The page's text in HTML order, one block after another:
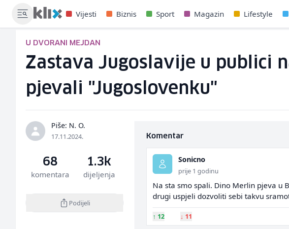
Vijesti Biznis Sport Magazin Lifestyle
U DVORANI MEJDAN
Zastava Jugoslavije u publici
pjevali "Jugoslovenku"
Piše: N. O.
17.11.2024.
68
komentara
1.3k
dijeljenja
Podijeli
Komentar
Sonicno
prije 1 godinu
Na sta smo spali. Dino Merlin pjeva u
drugi uspjeli dozvoliti sebi takvu
↑ 12 ↓ 11